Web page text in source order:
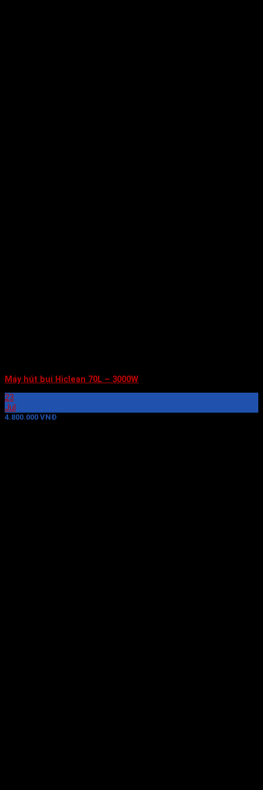
Máy hút bụi Hiclean 70L – 3000W
23
Jul
4.800.000 VNĐ